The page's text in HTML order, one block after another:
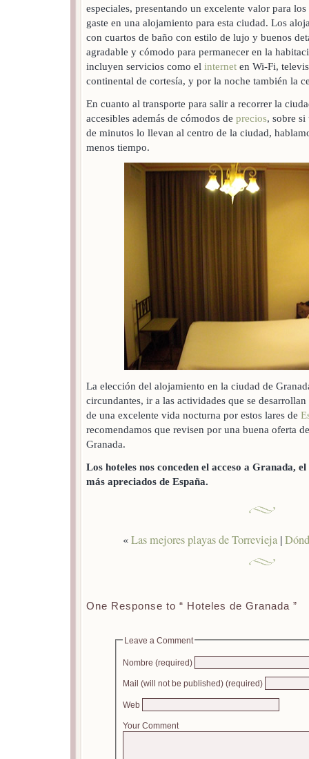
especiales, presentando un excelente valor para
gaste en una alojamiento para esta ciudad. Los
con cuartos de baño con estilo de lujo y buenos
agradable y cómodo para permanecer en la
incluyen servicios como el internet en Wi-Fi,
continental de cortesía, y por la noche también la
En cuanto al transporte para salir a recorrer la
accesibles además de cómodos de precios, sobre
de minutos lo llevan al centro de la ciudad,
menos tiempo.
La elección del alojamiento en la ciudad de
circundantes, ir a las actividades que se
de una excelente vida nocturna por estos lares de
recomendamos que revisen por una buena oferta
Granada.
Los hoteles nos conceden el acceso a Granada,
más apreciados de España.
«Las mejores playas de Torrevieja|
One Response to “ Hoteles de Granada ”
Leave a Comment
Nombre (required)
Mail (will not be published) (required)
Web
Your Comment